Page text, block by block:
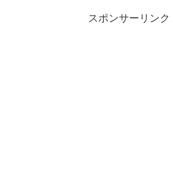
スポンサーリンク